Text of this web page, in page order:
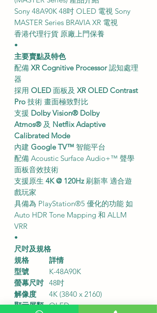
Sony 48A90K 48吋 OLED 電視 Sony
MASTER Series BRAVIA XR 電視
香港代理行貨 原廠上門保養
•
主要賣點及特色
配備 XR Cognitive Processor認知處理
器
採用 OLED 面板及 XR OLED Contrast
Pro 技術 畫面極致對比
支援 Dolby Vision® Dolby
Atmos®及 Netflix Adaptive
Calibrated Mode
內建 Google TV™ 智能平台
配備 Acoustic Surface Audio+™ 聲學
面板音效技術
支援原生 4K @ 120Hz刷新率 適合遊
戲玩家
具備為 PlayStation®5 優化的功能 如
Auto HDR Tone Mapping 和 ALLM
VRR
•
尺吋及規格
規格
詳情
型號
K-48A90K
螢幕尺吋 48吋
解像度
4K (3840 x 2160)
顯示屏類 OLED